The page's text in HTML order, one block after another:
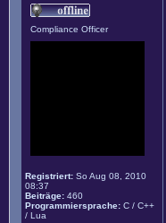
Compliance Officer
Registriert: So Aug 08, 2010
08:37
Beiträge: 460
Programmiersprache: C / C++
/ Lua